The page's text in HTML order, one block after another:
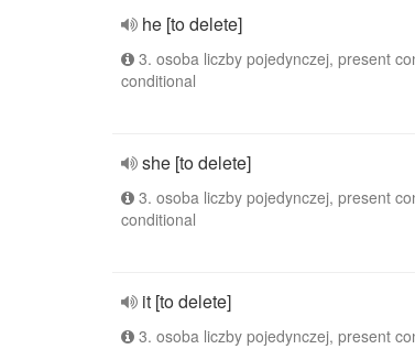
he [to delete]
3. osoba liczby pojedynczej, present
conditional
she [to delete]
3. osoba liczby pojedynczej, present
conditional
it [to delete]
3. osoba liczby pojedynczej, present